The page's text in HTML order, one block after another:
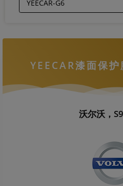
YEECAR漆面保
沃尔沃，